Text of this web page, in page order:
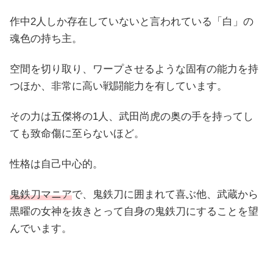
作中2人しか存在していないと言われている「白」の
魂色の持ち主。
空間を切り取り、ワープさせるような固有の能力を持
つほか、非常に高い戦闘能力を有しています。
その力は五傑将の1人、武田尚虎の奥の手を持ってし
ても致命傷に至らないほど。
性格は自己中心的。
鬼鉄刀マニアで、鬼鉄刀に囲まれて喜ぶ他、武蔵から
黒曜の女神を抜きとって自身の鬼鉄刀にすることを望
んでいます。